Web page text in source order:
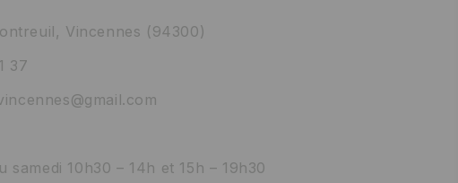
Vincennes (94300)
37
samedi 10h30 – 14h et 15h – 19h30